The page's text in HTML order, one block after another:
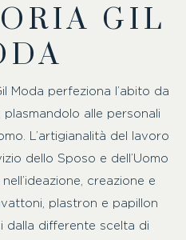
GIL
Moda perfeziona l’abito da
alle personali
L’artigianalità del lavoro
dello Sposo e dell’Uomo
creazione e
plastron e papillon
dalla differente scelta di